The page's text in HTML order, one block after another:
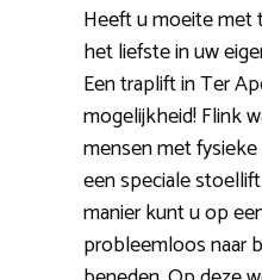
Heeft u moeite met
het liefste in uw
Een traplift in Ter
mogelijkheid! Flink
mensen met
een speciale
manier kunt u op
probleemloos naar